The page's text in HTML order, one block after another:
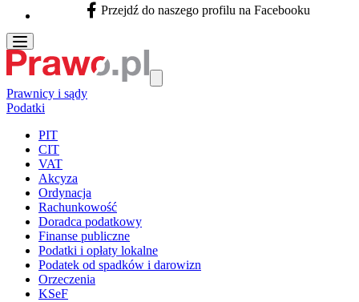
Facebook - otwiera się w nowej karcie
Przejdź do naszego profilu na Facebooku
Prawnicy i sądy
Podatki
PIT
CIT
VAT
Akcyza
Ordynacja
Rachunkowość
Doradca podatkowy
Finanse publiczne
Podatki i opłaty lokalne
Podatek od spadków i darowizn
Orzeczenia
KSeF